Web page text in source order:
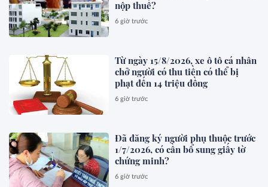
nộp thuế?
6 giờ trước
Từ ngày 15/8/2026, xe ô tô cá nhân
chở người có thu tiền có thể bị
phạt đến 14 triệu đồng
6 giờ trước
Đã đăng ký người phụ thuộc trước
1/7/2026, có cần bổ sung giấy tờ
chứng minh?
6 giờ trước